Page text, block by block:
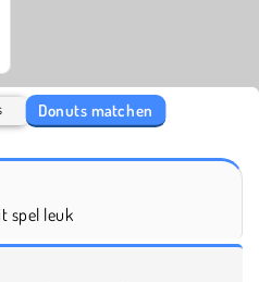
Donuts matchen
spel leuk